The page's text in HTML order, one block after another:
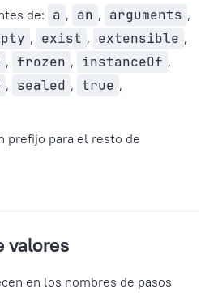
de: a , an , arguments ,
, exist , extensible ,
, frozen , instanceOf ,
, sealed , true ,
prefijo para el resto de
valores
en los nombres de pasos